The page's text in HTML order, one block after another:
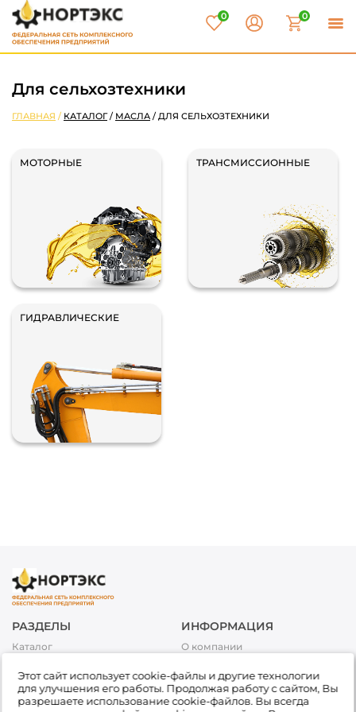
0 0
Для сельхозтехники
ГЛАВНАЯ / КАТАЛОГ/ МАСЛА / ДЛЯ СЕЛЬХОЗТЕХНИКИ
МОТОРНЫЕ ТРАНСМИССИОННЫЕ
ГИДРАВЛИЧЕСКИЕ
РАЗДЕЛЫ
Каталог
Топливо
Сервис
ИНФОРМАЦИЯ
О компании
Условия доставки и возврата
товара
Этот сайт использует cookie-файлы и другие технологии
для улучшения его работы. Продолжая работу с сайтом, Вы
разрешаете использование cookie-файлов. Вы всегда